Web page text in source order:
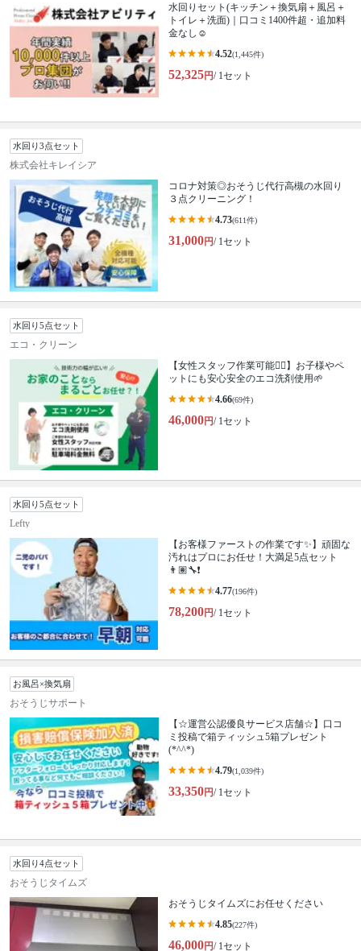
水回りセット(キッチン＋換気扇＋風呂＋
トイレ＋洗面)｜口コミ1400件超・追加料
金なし☺️
4.52(1,445件)
52,325円/ 1セット
水回り3点セット
株式会社キレイシア
コロナ対策◎おそうじ代行高槻の水回り
３点クリーニング！
4.73(611件)
31,000円/ 1セット
水回り5点セット
エコ・クリーン
【女性スタッフ作業可能🙆‍♀️】お子様やペ
ットにも安心安全のエコ洗剤使用🌱
4.66(69件)
46,000円/ 1セット
水回り5点セット
Lefty
【お客様ファーストの作業です✨】頑固な
汚れはプロにお任せ！大満足5点セット
👨🏽‍🔧❗️
4.77(196件)
78,200円/ 1セット
お風呂×換気扇
おそうじサポート
【☆運営公認優良サービス店舗☆】口コ
ミ投稿で箱ティッシュ5箱プレゼント
(*^^*)
4.79(1,039件)
33,350円/ 1セット
水回り4点セット
おそうじタイムズ
おそうじタイムズにお任せください
4.85(227件)
46,000円/ 1セット